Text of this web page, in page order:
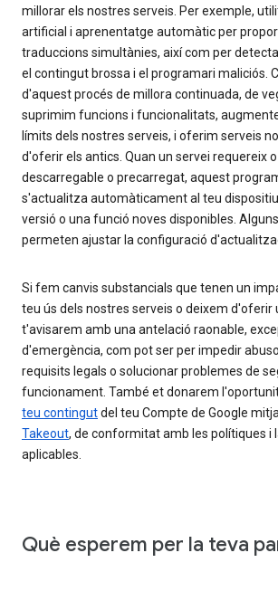
millorar els nostres serveis. Per exemple,
artificial i aprenentatge automàtic per
traduccions simultànies, així com per
el contingut brossa i el programari maliciós.
d'aquest procés de millora continuada, de
suprimim funcions i funcionalitats,
límits dels nostres serveis, i oferim serveis
d'oferir els antics. Quan un servei requereix
descarregable o precarregat, aquest
s'actualitza automàticament al teu
versió o una funció noves disponibles.
permeten ajustar la configuració
Si fem canvis substancials que tenen un
teu ús dels nostres serveis o deixem d'oferir
t'avisarem amb una antelació raonable,
d'emergència, com pot ser per impedir
requisits legals o solucionar problemes de
funcionament. També et donarem
teu contingutdel teu Compte de Google
Takeout, de conformitat amb les polítiques i
aplicables.
Què esperem per la teva